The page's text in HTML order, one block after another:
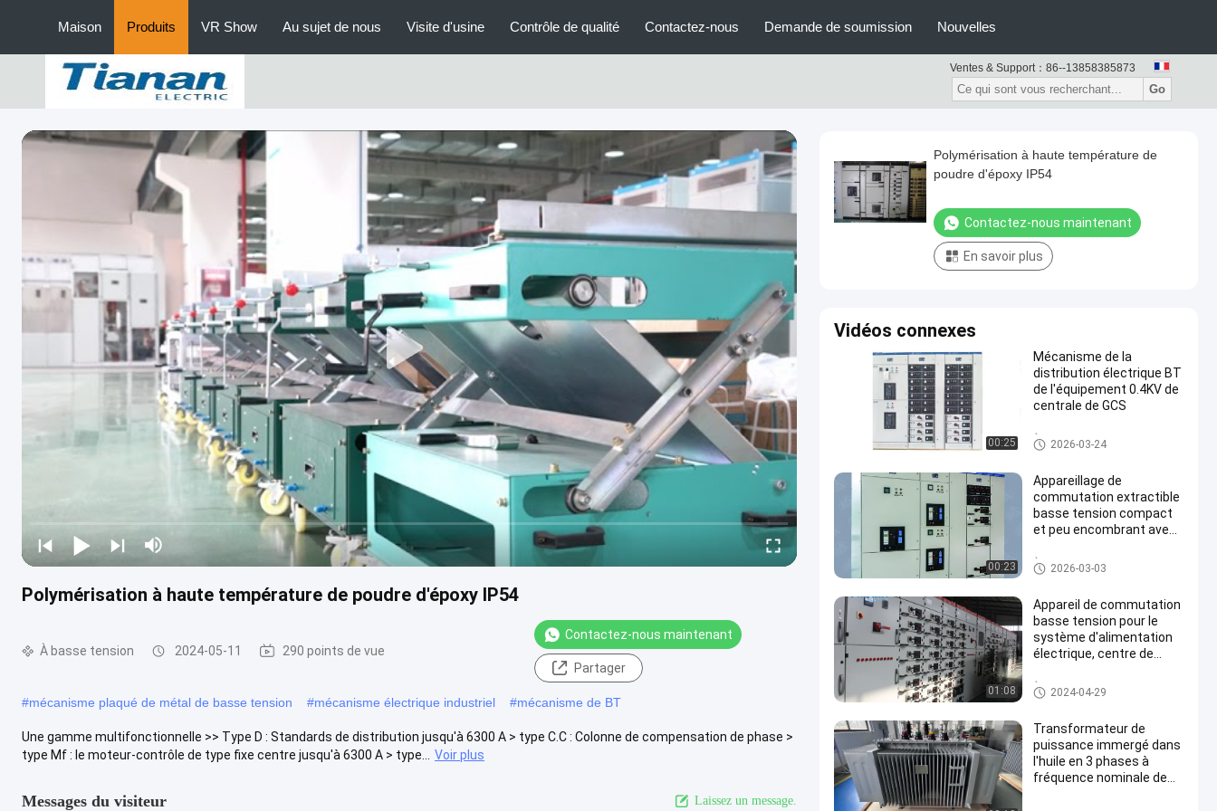
Maison Produits VR Show Au sujet de nous Visite d'usine Contrôle de qualité Contactez-nous Demande de soumission Nouvelles
Ventes & Support： 86--13858385873
Go
Polymérisation à haute température de poudre d'époxy IP54
À basse tension 2024-05-11 290 points de vue
Contactez-nous maintenant
Partager
#mécanisme plaqué de métal de basse tension #mécanisme électrique industriel #mécanisme de BT
Une gamme multifonctionnelle >> Type D : Standards de distribution jusqu'à 6300 A > type C.C : Colonne de compensation de phase >
type Mf : le moteur-contrôle de type fixe centre jusqu'à 6300 A > type...
Voir plus
Messages du visiteur Laissez un message.
Polymérisation à haute température de
poudre d'époxy IP54
Contactez-nous maintenant
En savoir plus
Vidéos connexes
00:25
Mécanisme de la
distribution électrique BT
de l'équipement 0.4KV de
centrale de GCS
À basse tension
2026-03-24
00:23
Appareillage de
commutation extractible
basse tension compact
et peu encombrant avec
tension nominale AC690V
À basse tension
2026-03-03
01:08
Appareil de commutation
basse tension pour le
système d'alimentation
électrique, centre de
À basse tension
2024-04-29
Transformateur de
puissance immergé dans
l'huile en 3 phases à
fréquence nominale de